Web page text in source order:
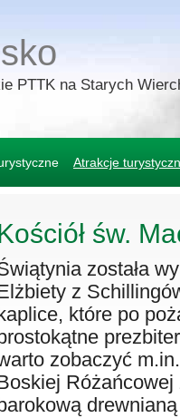
PTTK na Starych
Atrakcje
św.
została
z
kaplice, które po
zobaczyć
Różańcowej
barokową